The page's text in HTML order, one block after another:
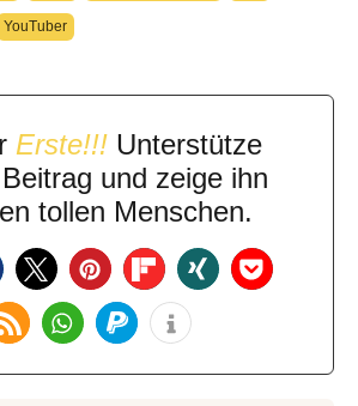
YouTuber
Erste!!! Unterstütze
und zeige ihn
tollen Menschen.